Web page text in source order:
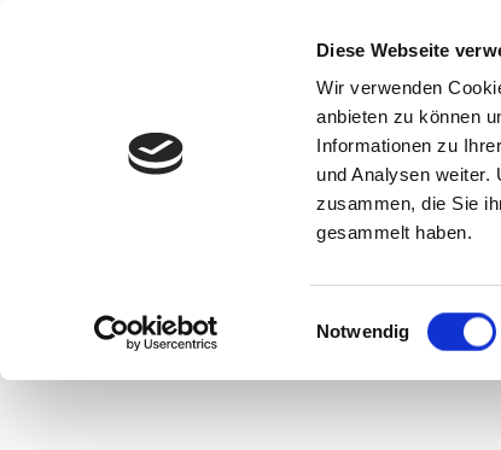
Diese Webseite
Wir verwenden
anbieten zu können
Informationen zu
und Analysen weiter.
zusammen, die Sie
gesammelt haben.
Einwilligungsauswahl
Notwendig